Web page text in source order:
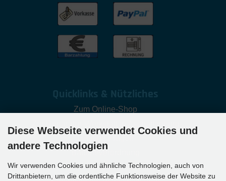
Quicklinks & Nützliches
Zum Online-Shop
Batterieverordnung
Firmenkunden B2B
Diese Webseite verwendet Cookies und
andere Technologien
Wir verwenden Cookies und ähnliche Technologien, auch von
Drittanbietern, um die ordentliche Funktionsweise der Website zu